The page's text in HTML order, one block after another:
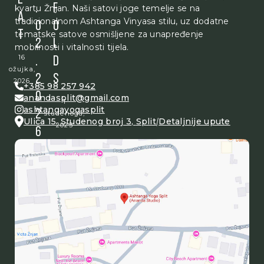
A
T
16
ožujka,
2026
.
0
2
.
2
0
2
6
21
prosinca,
F
O
L
D
S
1
studenoga,
2025
kvartu Žnjan. Naši satovi joge temelje se na
tradicionalnom Ashtanga Vinyasa stilu, uz dodatne
tematske satove osmišljene za unapređenje
mobilnosti i vitalnosti tijela.
+385 98 257 942
anandasplit@gmail.com
ashtangayogasplit
Ulica 15. Studenog broj 3, Split|Detaljnije upute